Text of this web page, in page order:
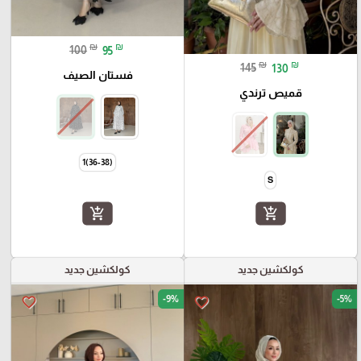
145 ₪ 130 ₪
قميص ترندي
S
add_shopping_cart
100 ₪ 95 ₪
فستان الصيف
(36-38)1
add_shopping_cart
كولكشين جديد
favorite_border -5%
كولكشين جديد
favorite_border -9%